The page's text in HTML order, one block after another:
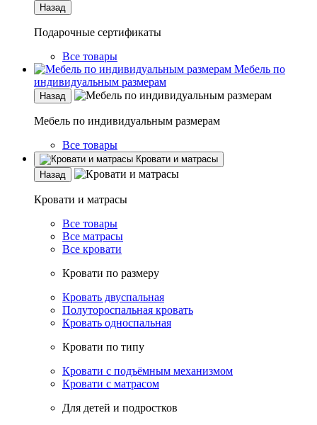
Назад
Подарочные сертификаты
Все товары
Мебель по
индивидуальным размерам
Назад
Мебель по индивидуальным размерам
Все товары
Кровати и матрасы
Назад
Кровати и матрасы
Все товары
Все матрасы
Все кровати
Кровати по размеру
Кровать двуспальная
Полутороспальная кровать
Кровать односпальная
Кровати по типу
Кровати с подъёмным механизмом
Кровати с матрасом
Для детей и подростков